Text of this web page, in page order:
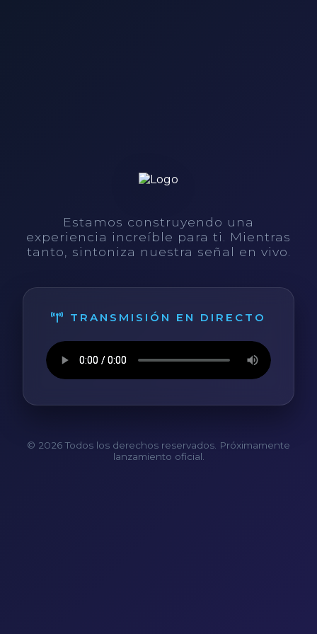
Estamos construyendo una
experiencia increíble para ti. Mientras
tanto, sintoniza nuestra señal en vivo.
TRANSMISIÓN EN DIRECTO
© 2026 Todos los derechos reservados. Próximamente
lanzamiento oficial.